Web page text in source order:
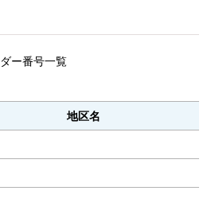
ー番号一覧
地区名